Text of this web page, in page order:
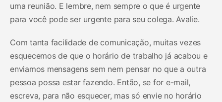
uma reunião. E lembre, nem sempre o que é urgente
para você pode ser urgente para seu colega. Avalie.
Com tanta facilidade de comunicação, muitas vezes
esquecemos de que o horário de trabalho já acabou e
enviamos mensagens sem nem pensar no que a outra
pessoa possa estar fazendo. Então, se for e-mail,
escreva, para não esquecer, mas só envie no horário